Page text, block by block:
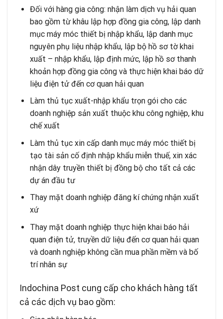
Đối với hàng gia công: nhận làm dịch vụ hải quan
bao gồm từ khâu lập hợp đồng gia công, lập danh
mục máy móc thiết bị nhập khẩu, lập danh mục
nguyên phụ liệu nhập khẩu, lập bộ hồ sơ tờ khai
xuất – nhập khẩu, lập định mức, lập hồ sơ thanh
khoản hợp đồng gia công và thực hiện khai báo dữ
liệu điện tử đến cơ quan hải quan
Làm thủ tục xuất-nhập khẩu trọn gói cho các
doanh nghiệp sản xuất thuộc khu công nghiệp, khu
chế xuất
Làm thủ tục xin cấp danh mục máy móc thiết bị
tạo tài sản cố định nhập khẩu miễn thuế, xin xác
nhận dây truyền thiết bị đồng bộ cho tất cả các
dự án đầu tư
Thay mặt doanh nghiệp đăng kí chứng nhận xuất
xứ
Thay mặt doanh nghiệp thực hiện khai báo hải
quan điện tử, truyền dữ liệu đến cơ quan hải quan
và doanh nghiệp không cần mua phần mềm và bố
trí nhân sự
Indochina Post cung cấp cho khách hàng tất
cả các dịch vụ bao gồm: